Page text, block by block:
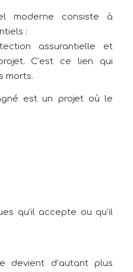
moderne consiste à
:
assurantielle et
C’est ce lien qui
morts.
est un projet où le
qu’il accepte ou qu’il
devient d’autant plus